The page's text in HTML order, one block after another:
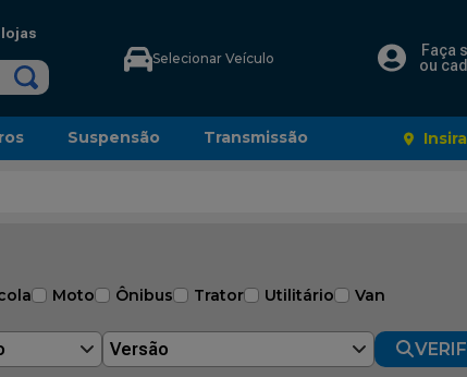
lojas
Selecionar Veículo
Faça
ou
Suspensão Transmissão
Moto Ônibus Trator Utilitário Van
Versão